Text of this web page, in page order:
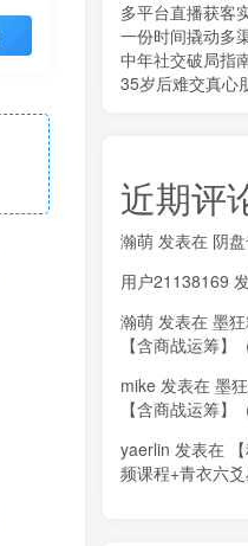
多平台直播获客
一份时间撬动多
中年社交破局指
35岁后难交真心
近期评
瀚萌 发表在 阴
用户21138169
瀚萌 发表在 墨
【含商战运筹】
mike 发表在 墨
【含商战运筹】
yaerlin 发表在
频课程+青衣六